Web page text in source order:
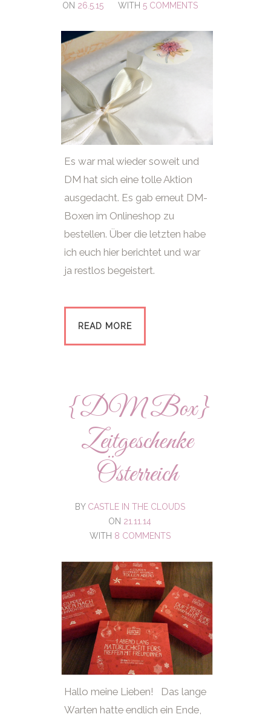
ON 26.5.15 WITH 5 COMMENTS
Es war mal wieder soweit und
DM hat sich eine tolle Aktion
ausgedacht. Es gab erneut DM-
Boxen im Onlineshop zu
bestellen. Über die letzten habe
ich euch hier berichtet und war
ja restlos begeistert.
READ MORE
{DM Box}
Zeitgeschenke
Österreich
BY CASTLE IN THE CLOUDS
ON 21.11.14
WITH 8 COMMENTS
Hallo meine Lieben! Das lange
Warten hatte endlich ein Ende,